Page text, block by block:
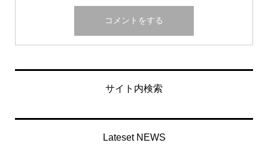
サイト内検索
Lateset NEWS